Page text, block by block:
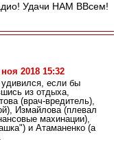
Удачи НАМ ВВсем!
2018 15:32
если бы
из отдыха,
(врач-вредитель),
Измайлова (плевал
махинации),
и Атаманенко (а